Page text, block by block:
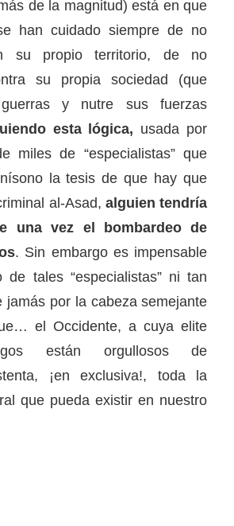
de la magnitud) está en que
han cuidado siempre de no
su propio territorio, de no
su propia sociedad (que
y nutre sus fuerzas
esta lógica, usada por
miles de “especialistas” que
la tesis de que hay que
al-Asad,alguien tendría
una vez el bombardeo de
. Sin embargo es impensable
de tales “especialistas” ni tan
jamás por la cabeza semejante
el Occidente, a cuya elite
están orgullosos de
¡en exclusiva!, toda la
que pueda existir en nuestro